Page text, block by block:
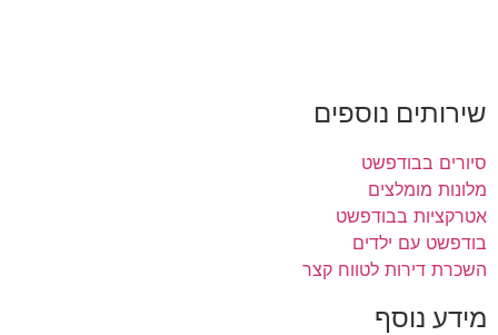
שירותים נוספים
סיורים בבודפשט
מלונות מומלצים
אטרקציות בבודפשט
בודפשט עם ילדים
השכרת דירות לטווח קצר
מידע נוסף